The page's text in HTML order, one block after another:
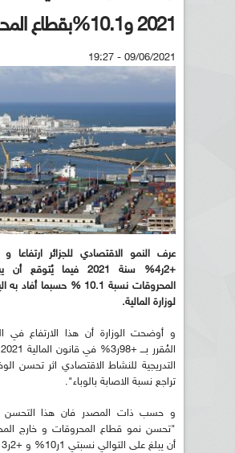
2021 و10.1%بقطاع المحروقات
09/06/2021 - 19:27
عرف النمو الاقتصادي للجزائر ارتفاعا
+2ر4% سنة 2021 فيما
المحروقات نسبة 10.1 % حسبما
لوزارة المالية.
و أوضحت الوزارة أن هذا الارتفاع في
التدريجية للنشاط الاقتصادي اثر تحسن
تراجع نسبة الاصابة بالوباء".
و حسب ذات المصدر فان هذا التحسن
"تحسن نمو قطاع المحروقات و خارج
أن يبلغ على التوالي نسبتي 1ر10% و +2ر3 %".